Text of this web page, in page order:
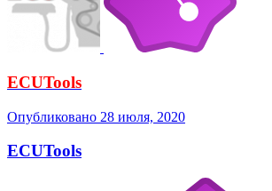
ECUTools
Опубликовано 28 июля, 2020
ECUTools